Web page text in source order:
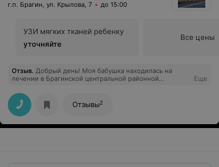
г.п. Брагин, ул. Крылова, 7 до 15:00
УЗИ мягких тканей ребенку
уточняйте
Все цены
Отзыв. Добрый день! Моя бабушка находилась на
лечении в Брагинской центральной районной
благодарность врачу терапевту Примак Ирине
Васильевне от своей бабушки Романовец Галины
Васильевны и от себя лично. Спасибо за
профессионализм, вовремя оказанное лечение,
корректное и внимательное отношение, за
Еще
Отзывы2